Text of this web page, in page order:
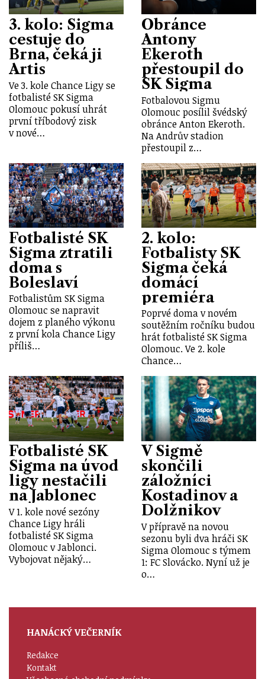
3. kolo: Sigma
cestuje do
Brna, čeká ji
Artis
Ve 3. kole Chance Ligy se
fotbalisté SK Sigma
Olomouc pokusí uhrát
první tříbodový zisk
v nové…
Obránce
Antony
Ekeroth
přestoupil do
SK Sigma
Fotbalovou Sigmu
Olomouc posílil švédský
obránce Anton Ekeroth.
Na Andrův stadion
přestoupil z…
Fotbalisté SK
Sigma ztratili
doma s
Boleslaví
Fotbalistům SK Sigma
Olomouc se napravit
dojem z planého výkonu
z první kola Chance Ligy
příliš…
2. kolo:
Fotbalisty SK
Sigma čeká
domácí
premiéra
Poprvé doma v novém
soutěžním ročníku budou
hrát fotbalisté SK Sigma
Olomouc. Ve 2. kole
Chance…
Fotbalisté SK
Sigma na úvod
ligy nestačili
na Jablonec
V 1. kole nové sezóny
Chance Ligy hráli
fotbalisté SK Sigma
Olomouc v Jablonci.
Vybojovat nějaký…
V Sigmě
skončili
záložníci
Kostadinov a
Dolžnikov
V přípravě na novou
sezonu byli dva hráči SK
Sigma Olomouc s týmem
1: FC Slovácko. Nyní už je
o…
HANÁCKÝ VEČERNÍK
Redakce
Kontakt